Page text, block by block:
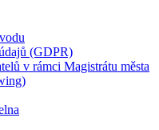
(GDPR)
v rámci Magistrátu města